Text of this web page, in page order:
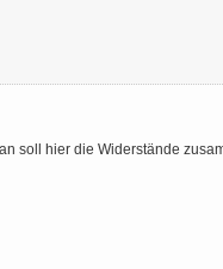
soll hier die Widerstände